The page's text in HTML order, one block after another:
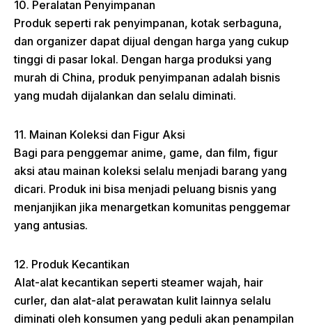
10. Peralatan Penyimpanan
Produk seperti rak penyimpanan, kotak serbaguna,
dan organizer dapat dijual dengan harga yang cukup
tinggi di pasar lokal. Dengan harga produksi yang
murah di China, produk penyimpanan adalah bisnis
yang mudah dijalankan dan selalu diminati.
11. Mainan Koleksi dan Figur Aksi
Bagi para penggemar anime, game, dan film, figur
aksi atau mainan koleksi selalu menjadi barang yang
dicari. Produk ini bisa menjadi peluang bisnis yang
menjanjikan jika menargetkan komunitas penggemar
yang antusias.
12. Produk Kecantikan
Alat-alat kecantikan seperti steamer wajah, hair
curler, dan alat-alat perawatan kulit lainnya selalu
diminati oleh konsumen yang peduli akan penampilan